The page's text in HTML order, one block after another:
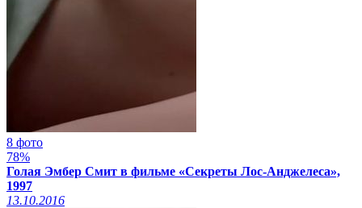
8 фото
78%
Голая Эмбер Смит в фильме «Секреты Лос-Анджелеса»,
1997
13.10.2016